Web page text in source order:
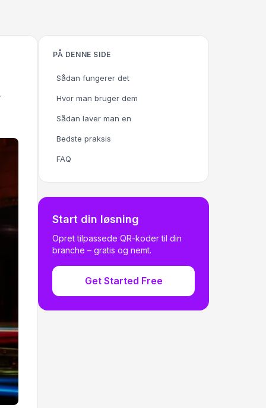
PÅ DENNE SIDE
Sådan fungerer det
Hvor man bruger dem
Sådan laver man en
Bedste praksis
FAQ
Start din løsning
Opret tilpassede QR-koder til din
branche – gratis og nemt.
Get Started Free